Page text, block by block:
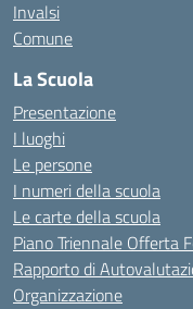
Invalsi
Comune
La Scuola
Presentazione
I luoghi
Le persone
I numeri della scuola
Le carte della scuola
Piano Triennale
Rapporto di
Organizzazione